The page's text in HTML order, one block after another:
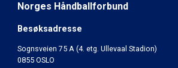
Norges Håndballforbund
Besøksadresse
Sognsveien 75 A (4. etg. Ullevaal Stadion)
0855 OSLO